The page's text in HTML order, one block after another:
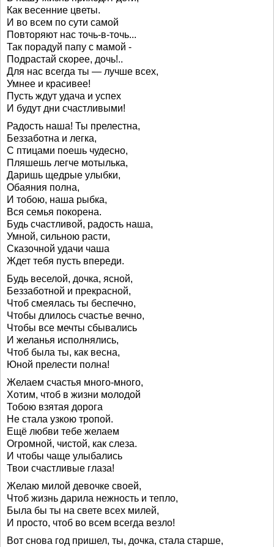
Как весенние цветы.
И во всем по сути самой
Повторяют нас точь-в-точь...
Так порадуй папу с мамой -
Подрастай скорее, дочь!..
Для нас всегда ты — лучше всех,
Умнее и красивее!
Пусть ждут удача и успех
И будут дни счастливыми!
Радость наша! Ты прелестна,
Беззаботна и легка,
С птицами поешь чудесно,
Пляшешь легче мотылька,
Даришь щедрые улыбки,
Обаяния полна,
И тобою, наша рыбка,
Вся семья покорена.
Будь счастливой, радость наша,
Умной, сильною расти,
Сказочной удачи чаша
Ждет тебя пусть впереди.
Будь веселой, дочка, ясной,
Беззаботной и прекрасной,
Чтоб смеялась ты беспечно,
Чтобы длилось счастье вечно,
Чтобы все мечты сбывались
И желанья исполнялись,
Чтоб была ты, как весна,
Юной прелести полна!
Желаем счастья много-много,
Хотим, чтоб в жизни молодой
Тобою взятая дорога
Не стала узкою тропой.
Ещё любви тебе желаем
Огромной, чистой, как слеза.
И чтобы чаще улыбались
Твои счастливые глаза!
Желаю милой девочке своей,
Чтоб жизнь дарила нежность и тепло,
Была бы ты на свете всех милей,
И просто, чтоб во всем всегда везло!
Вот снова год пришел, ты, дочка, стала старше,